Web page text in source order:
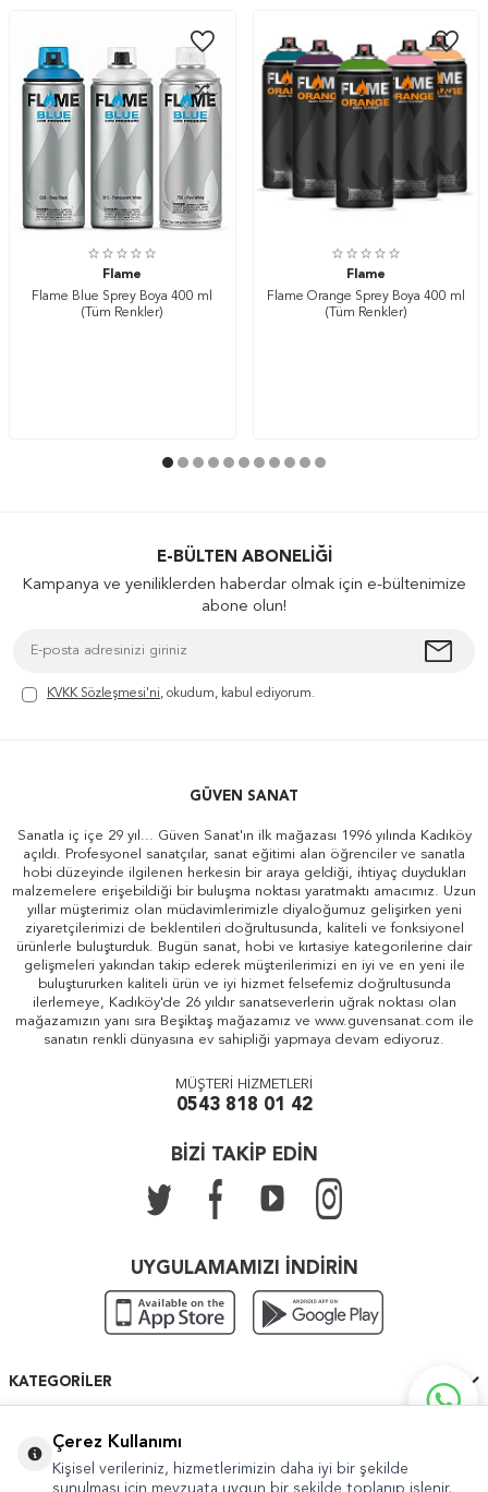
Flame
Flame Blue Sprey Boya 400 ml
(Tüm Renkler)
Flame
Flame Orange Sprey Boya 400 ml
(Tüm Renkler)
E-BÜLTEN ABONELIĞI
Kampanya ve yeniliklerden haberdar olmak için e-bültenimize
abone olun!
KVKK Sözleşmesi'ni, okudum, kabul ediyorum.
GÜVEN SANAT
Sanatla iç içe 29 yıl... Güven Sanat'ın ilk mağazası 1996 yılında Kadıköy
açıldı. Profesyonel sanatçılar, sanat eğitimi alan öğrenciler ve sanatla
hobi düzeyinde ilgilenen herkesin bir araya geldiği, ihtiyaç duydukları
malzemelere erişebildiği bir buluşma noktası yaratmaktı amacımız. Uzun
yıllar müşterimiz olan müdavimlerimizle diyaloğumuz gelişirken yeni
ziyaretçilerimizi de beklentileri doğrultusunda, kaliteli ve fonksiyonel
ürünlerle buluşturduk. Bugün sanat, hobi ve kırtasiye kategorilerine dair
gelişmeleri yakından takip ederek müşterilerimizi en iyi ve en yeni ile
buluştururken kaliteli ürün ve iyi hizmet felsefemiz doğrultusunda
ilerlemeye, Kadıköy'de 26 yıldır sanatseverlerin uğrak noktası olan
mağazamızın yanı sıra Beşiktaş mağazamız ve www.guvensanat.com ile
sanatın renkli dünyasına ev sahipliği yapmaya devam ediyoruz.
MÜŞTERİ HİZMETLERİ
0543 818 01 42
BİZİ TAKİP EDİN
UYGULAMAMIZI İNDİRİN
KATEGORILER
HIZLI ERIŞIM
Çerez Kullanımı
Kişisel verileriniz, hizmetlerimizin daha iyi bir şekilde
sunulması için mevzuata uygun bir şekilde toplanıp işlenir.